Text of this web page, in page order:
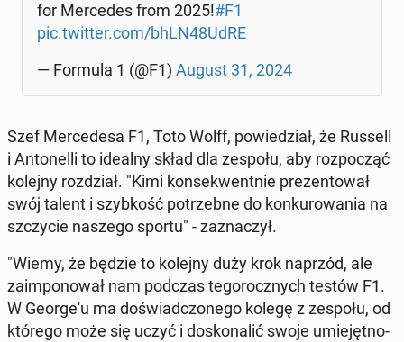
for Mer­ce­des from 2025!#F1
pic.twitter.com/bhLN48UdRE
— Formula 1 (@F1) August 31, 2024
Szef Mer­ce­de­sa F1, Toto Wolff, po­wie­dział, że Russell
i An­to­nel­li to idealny skład dla zespołu, aby roz­po­cząć
kolejny roz­dział. "Kimi kon­se­kwent­nie pre­zen­to­wał
swój talent i szyb­kość po­trzeb­ne do kon­ku­ro­wa­nia na
szczy­cie naszego sportu" - za­zna­czył.
"Wiemy, że będzie to kolejny duży krok naprzód, ale
za­im­po­no­wał nam podczas te­go­rocz­nych testów F1.
W Geo­r­ge­'u ma do­świad­czo­ne­go kolegę z zespołu, od
którego może się uczyć i do­sko­na­lić swoje umie­jęt­no­